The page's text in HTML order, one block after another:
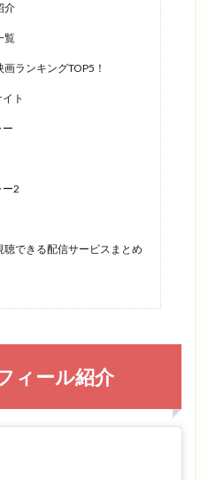
介
覧
ランキングTOP5！
ト
2
できる配信サービスまとめ
ィール紹介